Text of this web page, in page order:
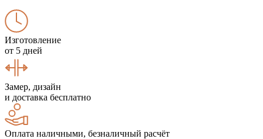
Изготовление
от 5 дней
Замер, дизайн
и доставка бесплатно
Оплата наличными, безналичный расчёт